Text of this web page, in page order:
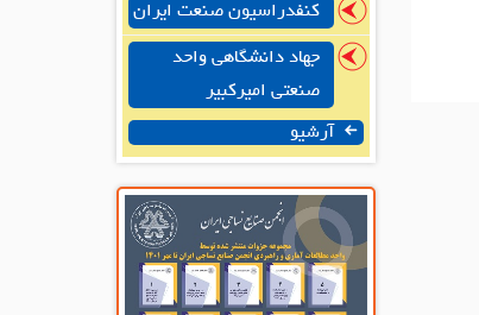
کنفدراسیون صنعت ایران
جهاد دانشگاهی واحد
صنعتی امیرکبیر
آرشیو